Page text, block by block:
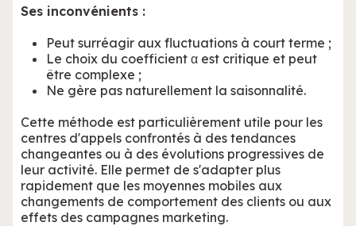
Ses inconvénients :
Peut surréagir aux fluctuations à court terme ;
Le choix du coefficient α est critique et peut
être complexe ;
Ne gère pas naturellement la saisonnalité.
Cette méthode est particulièrement utile pour les
centres d'appels confrontés à des tendances
changeantes ou à des évolutions progressives de
leur activité. Elle permet de s'adapter plus
rapidement que les moyennes mobiles aux
changements de comportement des clients ou aux
effets des campagnes marketing.